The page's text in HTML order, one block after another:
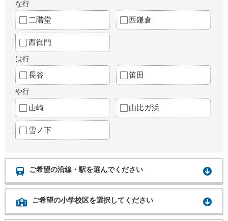
な行
二階堂 西鎌倉
西御門
は行
長谷 笛田
や行
山崎 由比ガ浜
雪ノ下
ご希望の沿線・駅を選んでください
ご希望の小学校区を選択してください